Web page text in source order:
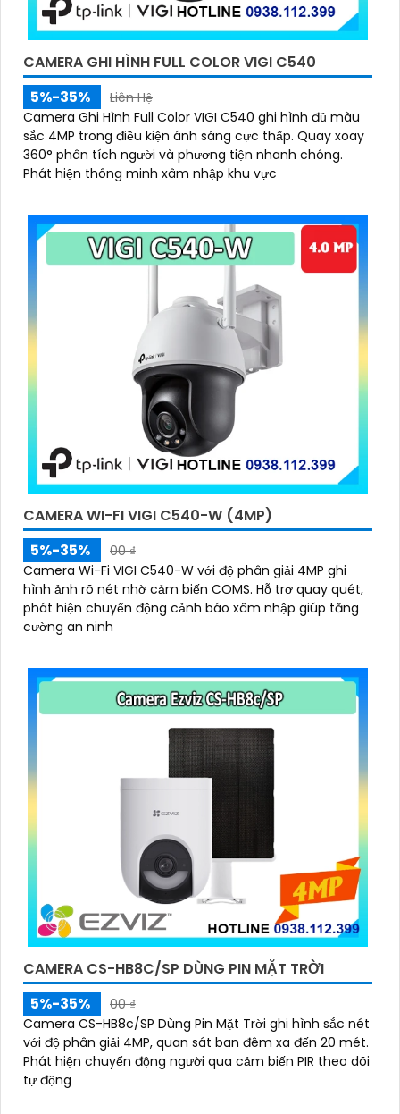
CAMERA GHI HÌNH FULL COLOR VIGI C540
5%-35%
Liên Hệ
Camera Ghi Hình Full Color VIGI C540 ghi hình đủ màu
sắc 4MP trong điều kiện ánh sáng cực thấp. Quay xoay
360° phân tích người và phương tiện nhanh chóng.
Phát hiện thông minh xâm nhập khu vực
CAMERA WI-FI VIGI C540-W (4MP)
5%-35%
00 ₫
Camera Wi-Fi VIGI C540-W với độ phân giải 4MP ghi
hình ảnh rõ nét nhờ cảm biến COMS. Hỗ trợ quay quét,
phát hiện chuyển động cảnh báo xâm nhập giúp tăng
cường an ninh
CAMERA CS-HB8C/SP DÙNG PIN MẶT TRỜI
5%-35%
00 ₫
Camera CS-HB8c/SP Dùng Pin Mặt Trời ghi hình sắc nét
với độ phân giải 4MP, quan sát ban đêm xa đến 20 mét.
Phát hiện chuyển động người qua cảm biến PIR theo dõi
tự động